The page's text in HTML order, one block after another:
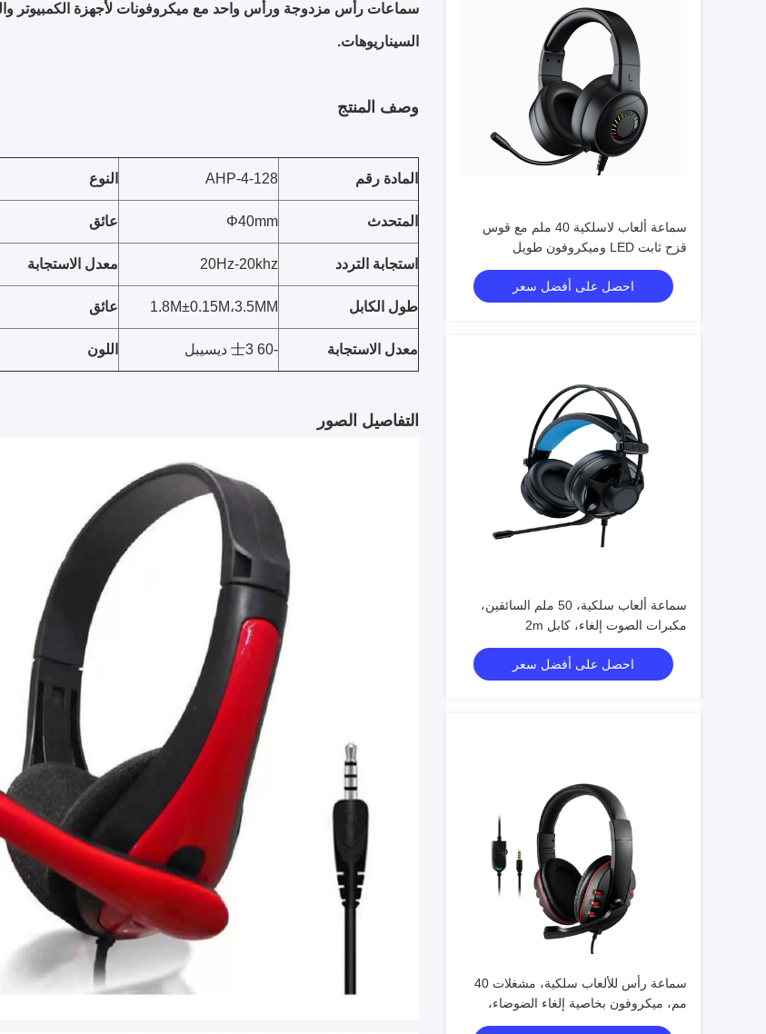
سماعة ألعاب لاسلكية 40 ملم مع قوس
قزح ثابت LED وميكروفون طويل
احصل على أفضل سعر
سماعة ألعاب سلكية، 50 ملم السائقين،
مكبرات الصوت إلغاء، كابل 2m
احصل على أفضل سعر
سماعة رأس للألعاب سلكية، مشغلات 40
مم، ميكروفون بخاصية إلغاء الضوضاء،
مقبس 3.5 مم مزدوج + USB، كابل بطول
سماعات رأس مزدوجة ورأس واحد مع ميكروفونات لأجهزة الكمبيوتر
السيناريوهات.
وصف المنتج
المادة رقم AHP-4-128 النوع
المتحدث Φ40mm عائق
استجابة التردد 20Hz-20khz معدل الاستجابة
طول الكابل 1.8M±0.15M،3.5MM عائق
معدل الاستجابة -60 士3 ديسيبل اللون
التفاصيل الصور